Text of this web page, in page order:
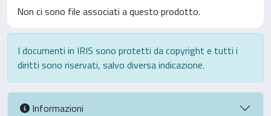
Non ci sono file associati a questo prodotto.
I documenti in IRIS sono protetti da copyright e tutti i
diritti sono riservati, salvo diversa indicazione.
Informazioni